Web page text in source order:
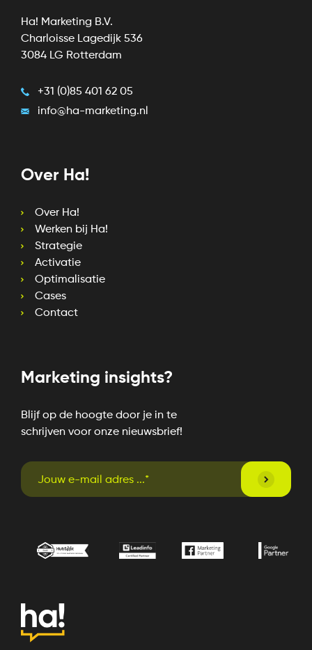
Over Ha!
Over Ha!
Werken bij Ha!
Strategie
Activatie
Optimalisatie
Cases
Contact
Marketing insights?
Blijf op de hoogte door je in te
schrijven voor onze nieuwsbrief!
Ha! Marketing B.V.
Charloisse Lagedijk 536
3084 LG Rotterdam
+31 (0)85 401 62 05
info@ha-marketing.nl